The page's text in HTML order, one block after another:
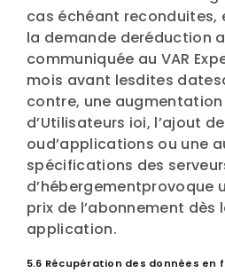
cas échéant
la demande deréduction
communiquée au VAR
mois avant lesdites
contre, une
d’Utilisateurs ioi, l’ajout
oud’applications ou une
spécifications des
d’hébergementprovoque
prix de l’abonnement dès
application.
5.6 Récupération des données en